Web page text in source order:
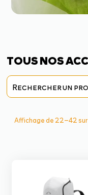
TOUS NOS
Affichage de 22–42